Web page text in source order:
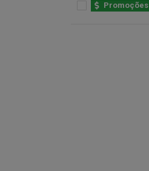
Promoções